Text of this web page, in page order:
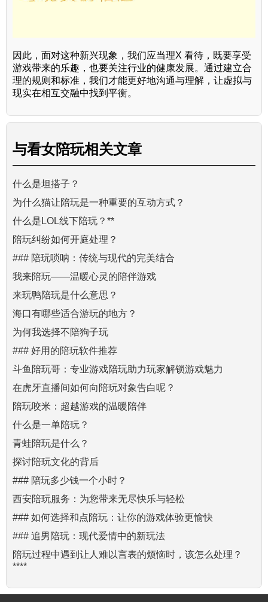
因此，面对这种新兴现象，我们应当理X 看待，既要享受
游戏带来的乐趣，也要关注行业的健康发展。通过建立合
理的规则和标准，我们才能更好地沟通与理解，让虚拟与
现实在相互交融中找到平衡。
与看女陪玩相关文章
什么是坦搭子？
为什么猫让陪玩是一种重要的互动方式？
什么是LOL线下陪玩？**
陪玩纠纷如何开庭处理？
### 陪玩唢呐：传统与现代的完美结合
我来陪玩——温暖心灵的陪伴游戏
来玩鸭陪玩是什么意思？
海口有哪些适合游玩的地方？
为何我选择不陪狗子玩
### 好用的陪玩软件推荐
斗鱼陪玩哥：专业游戏陪玩助力玩家解锁游戏魅力
在虎牙直播间如何向陪玩对象告白呢？
陪玩咬米：超越游戏的温暖陪伴
什么是一单陪玩？
青蛙陪玩是什么？
探讨陪玩文化的背后
### 陪玩多少钱一个小时？
西安陪玩服务：为您带来无尽快乐与轻松
### 如何选择和点陪玩：让你的游戏体验更愉快
### 追男陪玩：现代爱情中的新玩法
陪玩过程中遇到让人难以言表的烦恼时，该怎么处理？
****